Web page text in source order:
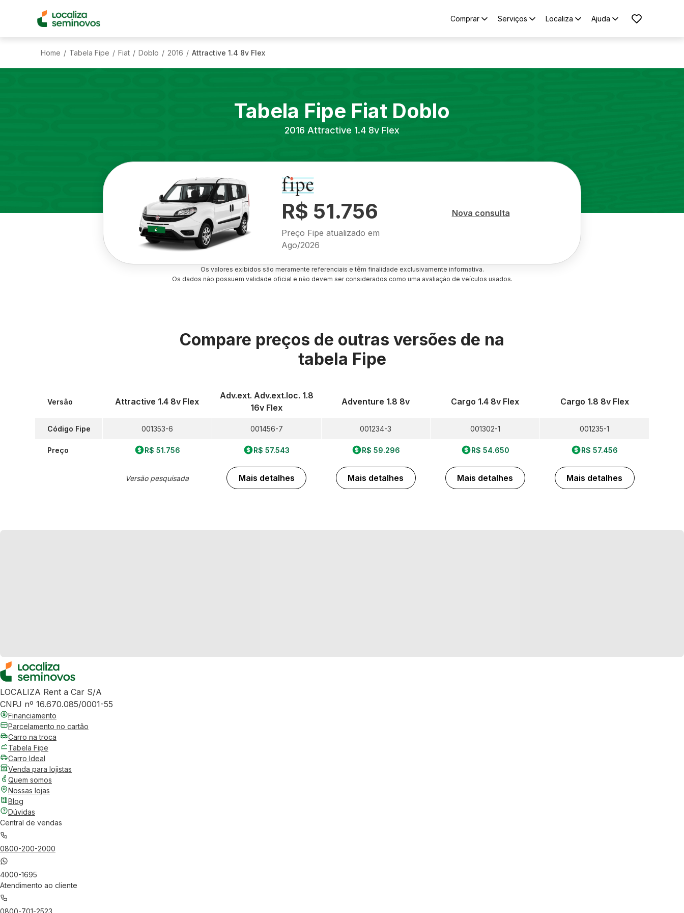
Comprar Serviços Localiza Ajuda
Home / Tabela Fipe / Fiat / Doblo / 2016 / Attractive 1.4 8v Flex
Tabela Fipe Fiat Doblo
2016 Attractive 1.4 8v Flex
R$ 51.756
Preço Fipe atualizado em
Ago/2026
Nova consulta
Os valores exibidos são meramente referenciais e têm finalidade exclusivamente informativa.
Os dados não possuem validade oficial e não devem ser considerados como uma avaliação de veículos usados.
Compare preços de outras versões de na
tabela Fipe
Versão
Código Fipe
Preço
Attractive 1.4 8v Flex
001353-6
R$ 51.756
Versão pesquisada
Adv.ext. Adv.ext.loc. 1.8
16v Flex
001456-7
R$ 57.543
Mais detalhes
Adventure 1.8 8v
001234-3
R$ 59.296
Mais detalhes
Cargo 1.4 8v Flex
001302-1
R$ 54.650
Mais detalhes
Cargo 1.8 8v Flex
001235-1
R$ 57.456
Mais detalhes
LOCALIZA Rent a Car S/A
CNPJ nº 16.670.085/0001-55
Financiamento
Parcelamento no cartão
Carro na troca
Tabela Fipe
Carro Ideal
Venda para lojistas
Quem somos
Nossas lojas
Blog
Dúvidas
Central de vendas
0800-200-2000
4000-1695
Atendimento ao cliente
0800-701-2523